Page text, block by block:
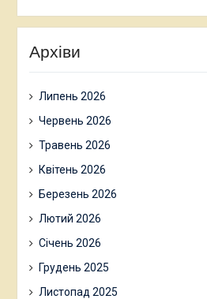
Архіви
Липень 2026
Червень 2026
Травень 2026
Квітень 2026
Березень 2026
Лютий 2026
Січень 2026
Грудень 2025
Листопад 2025